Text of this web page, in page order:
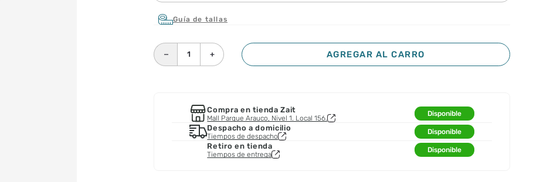
Guía de tallas
＋
－ AGREGAR AL CARRO
Compra en tienda Zait
Mall Parque Arauco, Nivel 1. Local 156.
Disponible
Despacho a domicilio
Tiempos de despacho
Disponible
Retiro en tienda
Tiempos de entrega
Disponible